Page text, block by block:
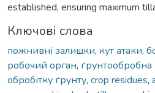
established, ensuring maximum
Ключові слова
пожнивні залишки, кут атаки,
робочий орган,
обробітку ґрунту, crop residues,